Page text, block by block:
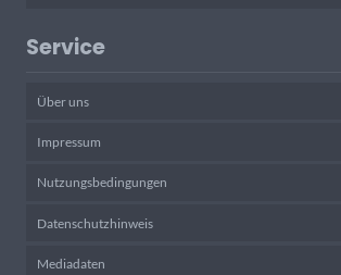
Service
Über uns
Impressum
Nutzungsbedingungen
Datenschutzhinweis
Mediadaten